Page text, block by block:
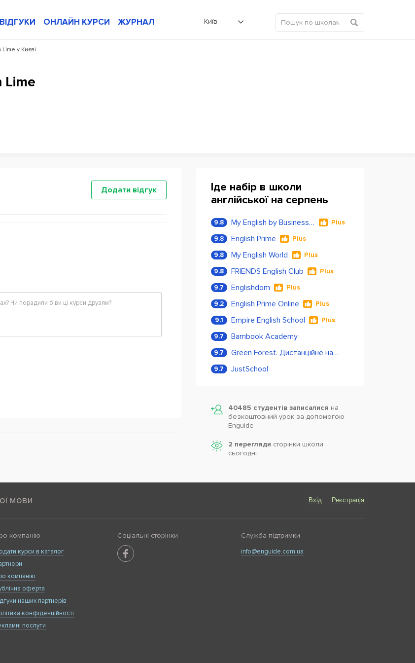
ВІДГУКИ ОНЛАЙН КУРСИ ЖУРНАЛ Київ
Lime у Києві
Lime
Додати відгук
Іде набір в школи
англійської на серпень
9.8 My English by Business Language Plus
9.8 English Prime Plus
9.8 My English World Plus
9.8 FRIENDS English Club Plus
9.7 Englishdom Plus
9.2 English Prime Online Plus
9.1 Empire English School Plus
9.7 Bambook Academy
9.7 Green Forest. Дистанційне навчання
9.7 JustSchool
40485 студентів записалися на
безкоштовний урок за допомогою
Enguide
2 перегляди сторінки школи
cьогодні
мови Вхід Реєстрація
компанію
курси в каталог
компанію
оферта
наших партнерів
конфіденційності
послуги
Соціальні сторінки Служба підтримки
info@enguide.com.ua